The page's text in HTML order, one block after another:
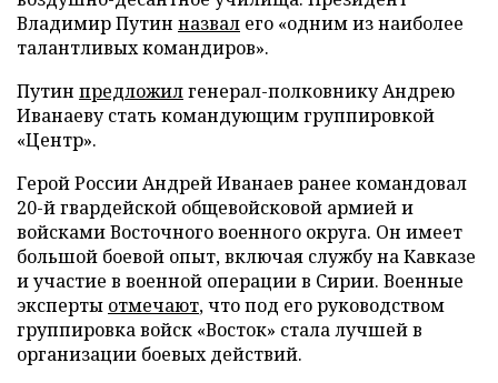
Владимир Путин назвал его «одним из наиболее
талантливых командиров».
Путин предложилгенерал-полковнику Андрею
Иванаеву стать командующим группировкой
«Центр».
Герой России Андрей Иванаев ранее командовал
20-й гвардейской общевойсковой армией и
войсками Восточного военного округа. Он имеет
большой боевой опыт, включая службу на Кавказе
и участие в военной операции в Сирии. Военные
эксперты отмечают, что под его руководством
группировка войск «Восток» стала лучшей в
организации боевых действий.